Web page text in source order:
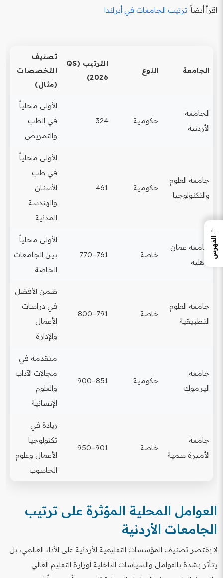
اقرأ أيضاً: ترتيب الجامعات في أيرلندا
الجامعة النوع
الترتيب (QS
2026)
تصنيف
التخصصات
(مثال)
الجامعة
الأردنية
حكومية 324
الأولى محلياً
في الطب
والتمريض
جامعة العلوم
والتكنولوجيا
حكومية 461
الأولى محلياً
في طب
الأسنان
والهندسة
المدنية
جامعة عمان
الأهلية
خاصة 761–770
الأولى محلياً
بين الجامعات
الخاصة
جامعة العلوم
التطبيقية
خاصة 791–800
ضمن الأفضل
في دراسات
الأعمال
والإدارة
جامعة
اليرموك
حكومية 851–900
متقدمة في
مجالات الآداب
والعلوم
الإنسانية
جامعة
الأميرة سمية
خاصة 901–950
ريادة في
تكنولوجيا
الأعمال وعلوم
الحاسوب
العوامل المحلية المؤثرة على ترتيب
الجامعات الأردنية
لا يقتصر تصنيف المؤسسات التعليمية الأردنية على الأداء العالمي، بل
يتأثر بشدة بالعوامل والسياسات الداخلية لوزارة التعليم العالي
←
الفهرس